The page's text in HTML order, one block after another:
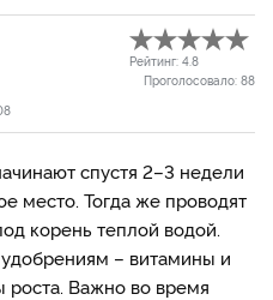
Рейтинг: 4.8
Проголосовало: 88
спустя 2–3 недели
место. Тогда же проводят
корень теплой водой.
– витамины и
роста. Важно во время